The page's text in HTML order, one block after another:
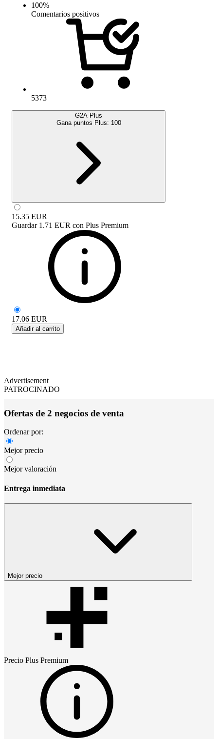
100%
Comentarios positivos
5373
G2A Plus
Gana puntos Plus: 100
15.35 EUR
Guardar 1.71 EUR con Plus Premium
17.06 EUR
Añadir al carrito
Advertisement
PATROCINADO
Ofertas de 2 negocios de venta
Ordenar por:
Mejor precio
Mejor valoración
Entrega inmediata
Mejor precio
Precio Plus Premium